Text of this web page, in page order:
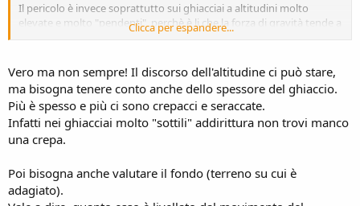
Il pericolo è invece soprattutto sui ghiacciai a altitudini molto
elevate e molto "pendenti", perchè è li che la forza di gravità tende a
far staccare le parti terminali e a generare crepacci.
Clicca per espandere...
Vero ma non sempre! Il discorso dell'altitudine ci può stare,
ma bisogna tenere conto anche dello spessore del ghiaccio.
Più è spesso e più ci sono crepacci e seraccate.
Infatti nei ghiacciai molto "sottili" addirittura non trovi manco
una crepa.
Poi bisogna anche valutare il fondo (terreno su cui è
adagiato).